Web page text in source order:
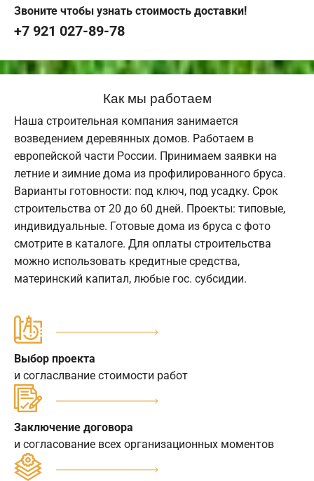
Звоните чтобы узнать стоимость доставки!
+7 921 027-89-78
Как мы работаем
Наша строительная компания занимается
возведением деревянных домов. Работаем в
европейской части России. Принимаем заявки на
летние и зимние дома из профилированного бруса.
Варианты готовности: под ключ, под усадку. Срок
строительства от 20 до 60 дней. Проекты: типовые,
индивидуальные. Готовые дома из бруса с фото
смотрите в каталоге. Для оплаты строительства
можно использовать кредитные средства,
материнский капитал, любые гос. субсидии.
Выбор проекта
и согласлвание стоимости работ
Заключение договора
и согласование всех организационных моментов